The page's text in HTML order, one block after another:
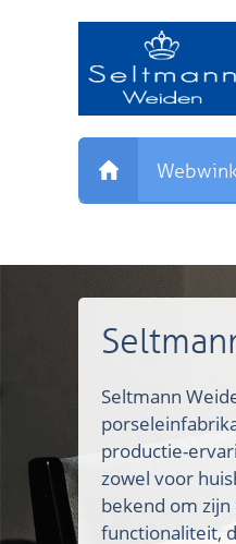
Direct
Seltmann
productie-
zowel voor
bekend om
functionaliteit,